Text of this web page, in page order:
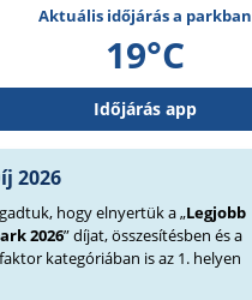
Aktuális időjárás a parkban
19°C
Időjárás app
2026
hogy elnyertük a „Legjobb
2026” díjat, összesítésben és a
kategóriában is az 1. helyen